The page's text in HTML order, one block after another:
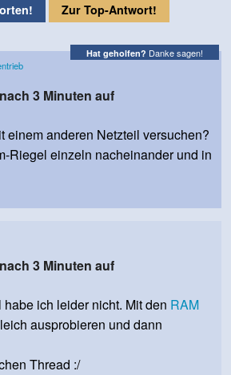
Zur Top-Antwort!
Hat geholfen? Danke sagen!
3 Minuten auf
einem anderen Netzteil versuchen?
Riegel einzeln nacheinander und in
3 Minuten auf
ich leider nicht. Mit den RAM
ausprobieren und dann
Thread :/